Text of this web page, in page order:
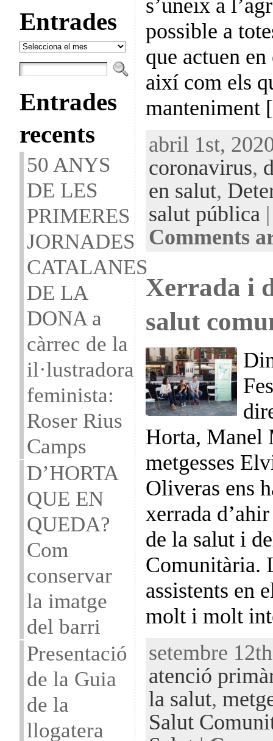
Entrades
Entrades
Entrades
recents
50 ANYS
DE LES
PRIMERES
JORNADES
CATALANES
DE LA
DONA a
càrrec de la
il·lustradora
feminista:
Roser Rius
Camps
D’HORTA
QUE EN
QUEDA?
Com
conservar
la imatge
del barri
Presentació
de la Guia
de la
llogatera
s’uneix a
possible a
que actuen
així com els
abril 1st,
coronavirus,
en salut,
salut pública
Comments
Xerrada i
salut
Horta, Manel
metgesses
Oliveras ens
xerrada
de la salut i
Comunitària.
assistents en
molt i molt
setembre
atenció
la salut,
Salut